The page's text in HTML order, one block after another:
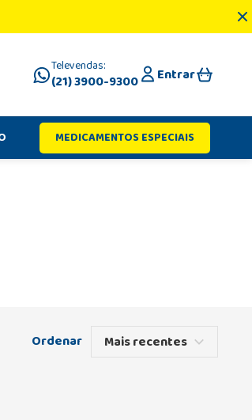
Televendas:
(21) 3900-9300 Entrar
MEDICAMENTOS ESPECIAIS
Mais recentes